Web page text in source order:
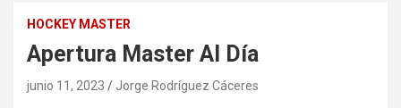
HOCKEY MASTER
Apertura Master Al Día
junio 11, 2023 Jorge Rodríguez Cáceres